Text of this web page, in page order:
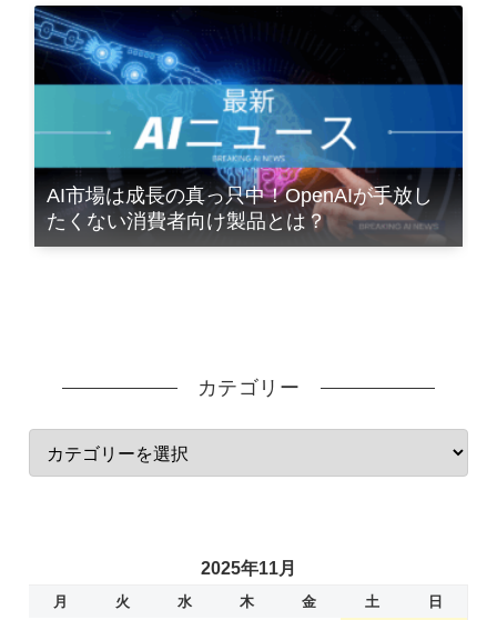
AI市場は成長の真っ只中！OpenAIが手放し
たくない消費者向け製品とは？
カテゴリー
2025年11月
月 火 水 木 金 土
日